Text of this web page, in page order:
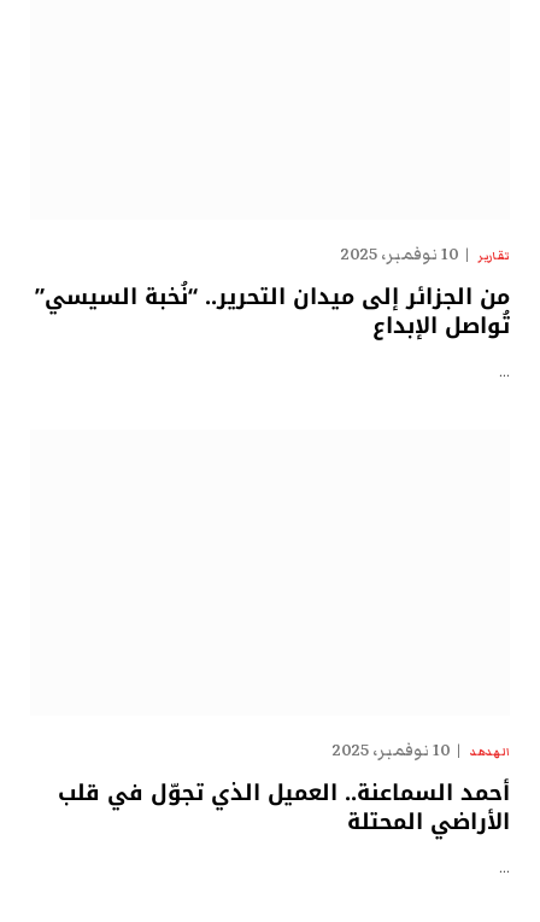
تقارير 10 نوفمبر، 2025
من الجزائر إلى ميدان التحرير.. “نُخبة السيسي”
تُواصل الإبداع
…
الهدهد 10 نوفمبر، 2025
أحمد السماعنة.. العميل الذي تجوّل في قلب
الأراضي المحتلة
…